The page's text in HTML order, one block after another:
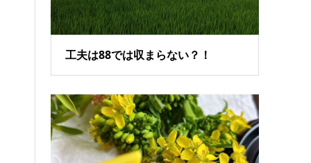
工夫は88では収まらない？！